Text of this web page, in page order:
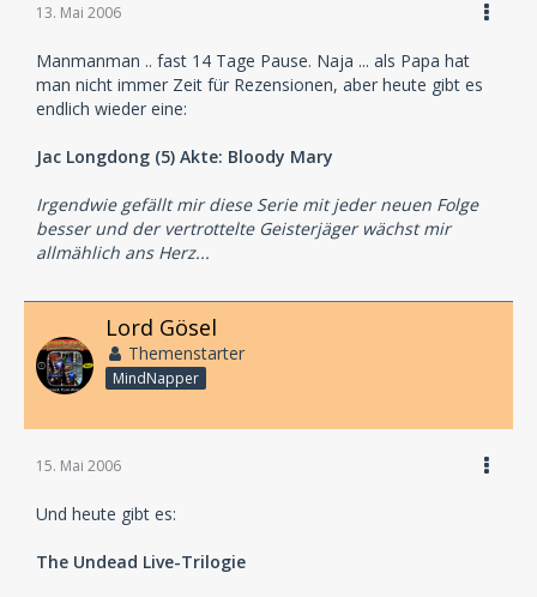
13. Mai 2006
Manmanman .. fast 14 Tage Pause. Naja ... als Papa hat
man nicht immer Zeit für Rezensionen, aber heute gibt es
endlich wieder eine:
Jac Longdong (5) Akte: Bloody Mary
Irgendwie gefällt mir diese Serie mit jeder neuen Folge
besser und der vertrottelte Geisterjäger wächst mir
allmählich ans Herz...
Lord Gösel
Themenstarter
MindNapper
15. Mai 2006
Und heute gibt es:
The Undead Live-Trilogie